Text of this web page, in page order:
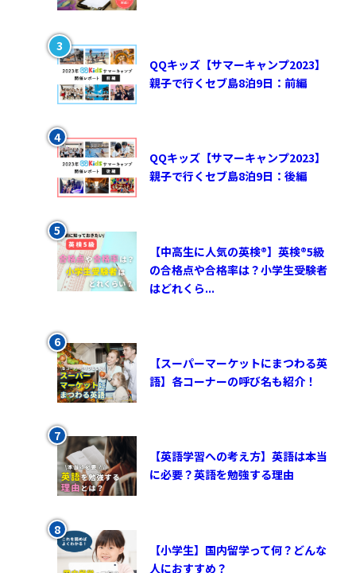
QQキッズ【サマーキャンプ2023】
親子で行くセブ島8泊9日：前編
QQキッズ【サマーキャンプ2023】
親子で行くセブ島8泊9日：後編
【中高生に人気の英検®︎】英検®︎5級
の合格点や合格率は？小学生受験者
はどれくら...
【スーパーマーケットにまつわる英
語】各コーナーの呼び名も紹介！
【英語学習への考え方】英語は本当
に必要？英語を勉強する理由
【小学生】国内留学って何？どんな
人におすすめ？